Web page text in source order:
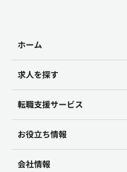
ホーム
求人を探す
転職支援サービス
お役立ち情報
会社情報